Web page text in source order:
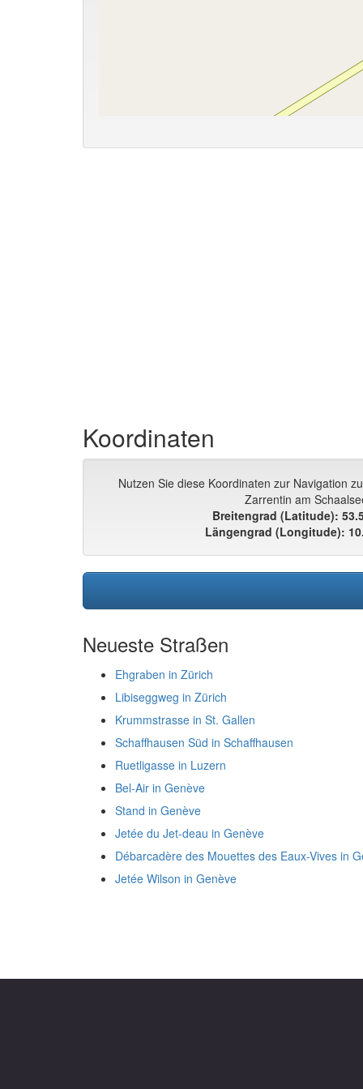
Koordinaten
Nutzen Sie diese Koordinaten zur Navigation
Zarrentin am
Breitengrad (Latitude):
Längengrad (Longitude):
Neueste Straßen
Ehgraben in Zürich
Libiseggweg in Zürich
Krummstrasse in St. Gallen
Schaffhausen Süd in Schaffhausen
Ruetligasse in Luzern
Bel-Air in Genève
Stand in Genève
Jetée du Jet-deau in Genève
Débarcadère des Mouettes des Eaux-Vives in
Jetée Wilson in Genève